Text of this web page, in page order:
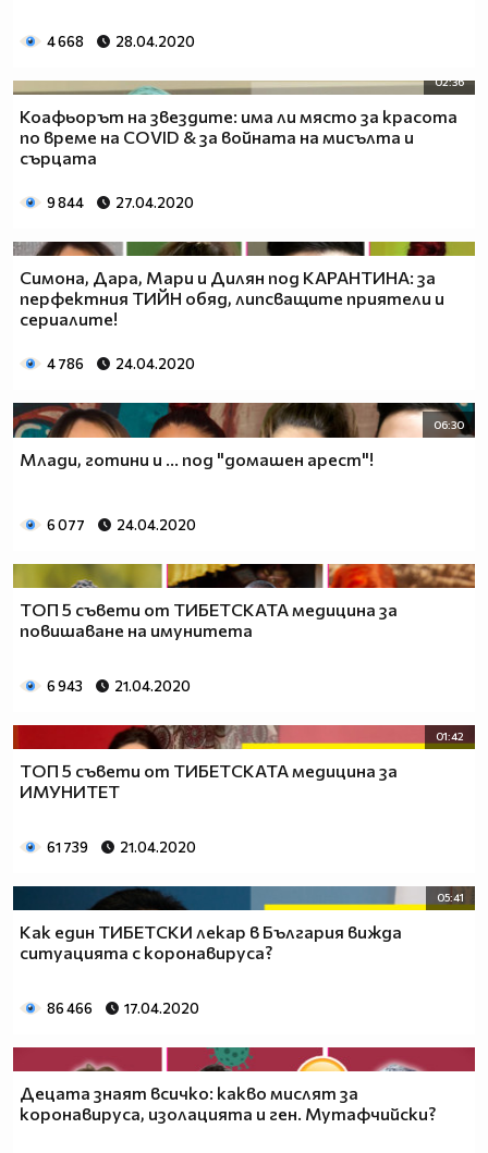
4 668 28.04.2020
02:36
Коафьорът на звездите: има ли място за красота
по време на COVID & за войната на мисълта и
сърцата
9 844 27.04.2020
Симона, Дара, Мари и Дилян под КАРАНТИНА: за
перфектния ТИЙН обяд, липсващите приятели и
сериалите!
4 786 24.04.2020
06:30
Млади, готини и ... под "домашен арест"!
6 077 24.04.2020
ТОП 5 съвети от ТИБЕТСКАТА медицина за
повишаване на имунитета
6 943 21.04.2020
01:42
ТОП 5 съвети от ТИБЕТСКАТА медицина за
ИМУНИТЕТ
61 739 21.04.2020
05:41
Как един ТИБЕТСКИ лекар в България вижда
ситуацията с коронавируса?
86 466 17.04.2020
Децата знаят всичко: какво мислят за
коронавируса, изолацията и ген. Мутафчийски?